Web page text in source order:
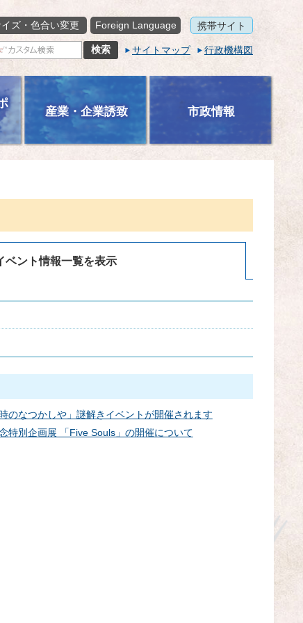
ズ・色合い変更
Foreign Language 携帯サイト
サイトマップ 行政機構図
産業・企業誘致 市政情報
ベント情報一覧を表示
のなつかしや」謎解きイベントが開催されます
特別企画展 「Five Souls」の開催について